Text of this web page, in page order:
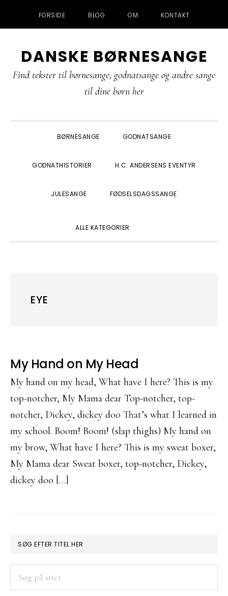
FORSIDE BLOG OM KONTAKT
direkte
til
indhold
direkte
til
direkte
til
DANSKE BØRNESANGE
Find tekster til børnesange, godnatsange og andre sange
til dine børn her
BØRNESANGE GODNATSANGE
GODNATHISTORIER H.C. ANDERSENS EVENTYR
JULESANGE FØDSELSDAGSSANGE
ALLE KATEGORIER
EYE
My Hand on My Head
My hand on my head, What have I here? This is my
top-notcher, My Mama dear Top-notcher, top-
notcher, Dickey, dickey doo That’s what I learned in
my school. Boom! Boom! (slap thighs) My hand on
my brow, What have I here? This is my sweat boxer,
My Mama dear Sweat boxer, top-notcher, Dickey,
dickey doo […]
PRIMÆR
SIDEBAR
SØG EFTER TITEL HER